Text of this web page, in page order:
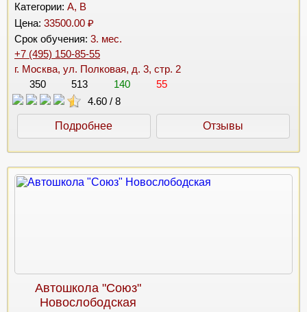
Категории: A, B
Цена: 33500.00 ₽
Срок обучения: 3. мес.
+7 (495) 150-85-55
г. Москва, ул. Полковая, д. 3, стр. 2
350
513 140
55
4.60 / 8
Подробнее Отзывы
Автошкола "Союз"
Новослободская